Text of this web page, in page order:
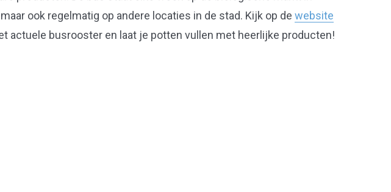
maar ook regelmatig op andere locaties in de stad. Kijk op de website
actuele busrooster en laat je potten vullen met heerlijke producten!